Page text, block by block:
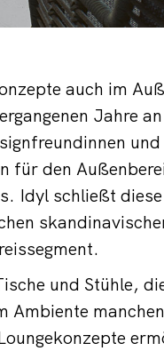
auch im
Jahre
den
Idyl schließt
und Stühle,
Ambiente